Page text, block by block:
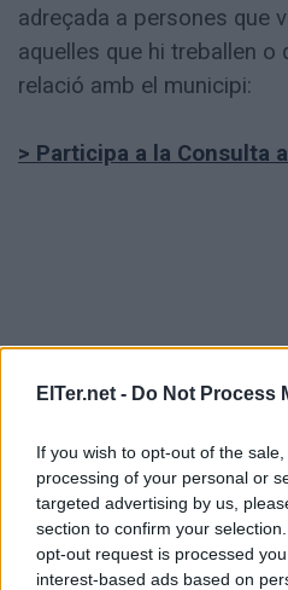
ElTer.net - Do Not Process
If you wish to opt-out of the
processing of your personal or
targeted advertising by us,
section to confirm your
opt-out request is processed
interest-based ads based on
adreçada a persones que
aquelles que hi treballen o
relació amb el municipi:
> Participa a la Consulta
ETIQUETES: